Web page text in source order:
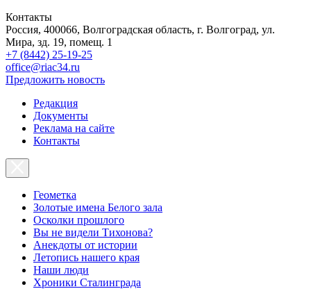
Контакты
Россия, 400066, Волгоградская область, г. Волгоград, ул.
Мира, зд. 19, помещ. 1
+7 (8442) 25-19-25
office@riac34.ru
Предложить новость
Редакция
Документы
Реклама на сайте
Контакты
Геометка
Золотые имена Белого зала
Осколки прошлого
Вы не видели Тихонова?
Анекдоты от истории
Летопись нашего края
Наши люди
Хроники Сталинграда